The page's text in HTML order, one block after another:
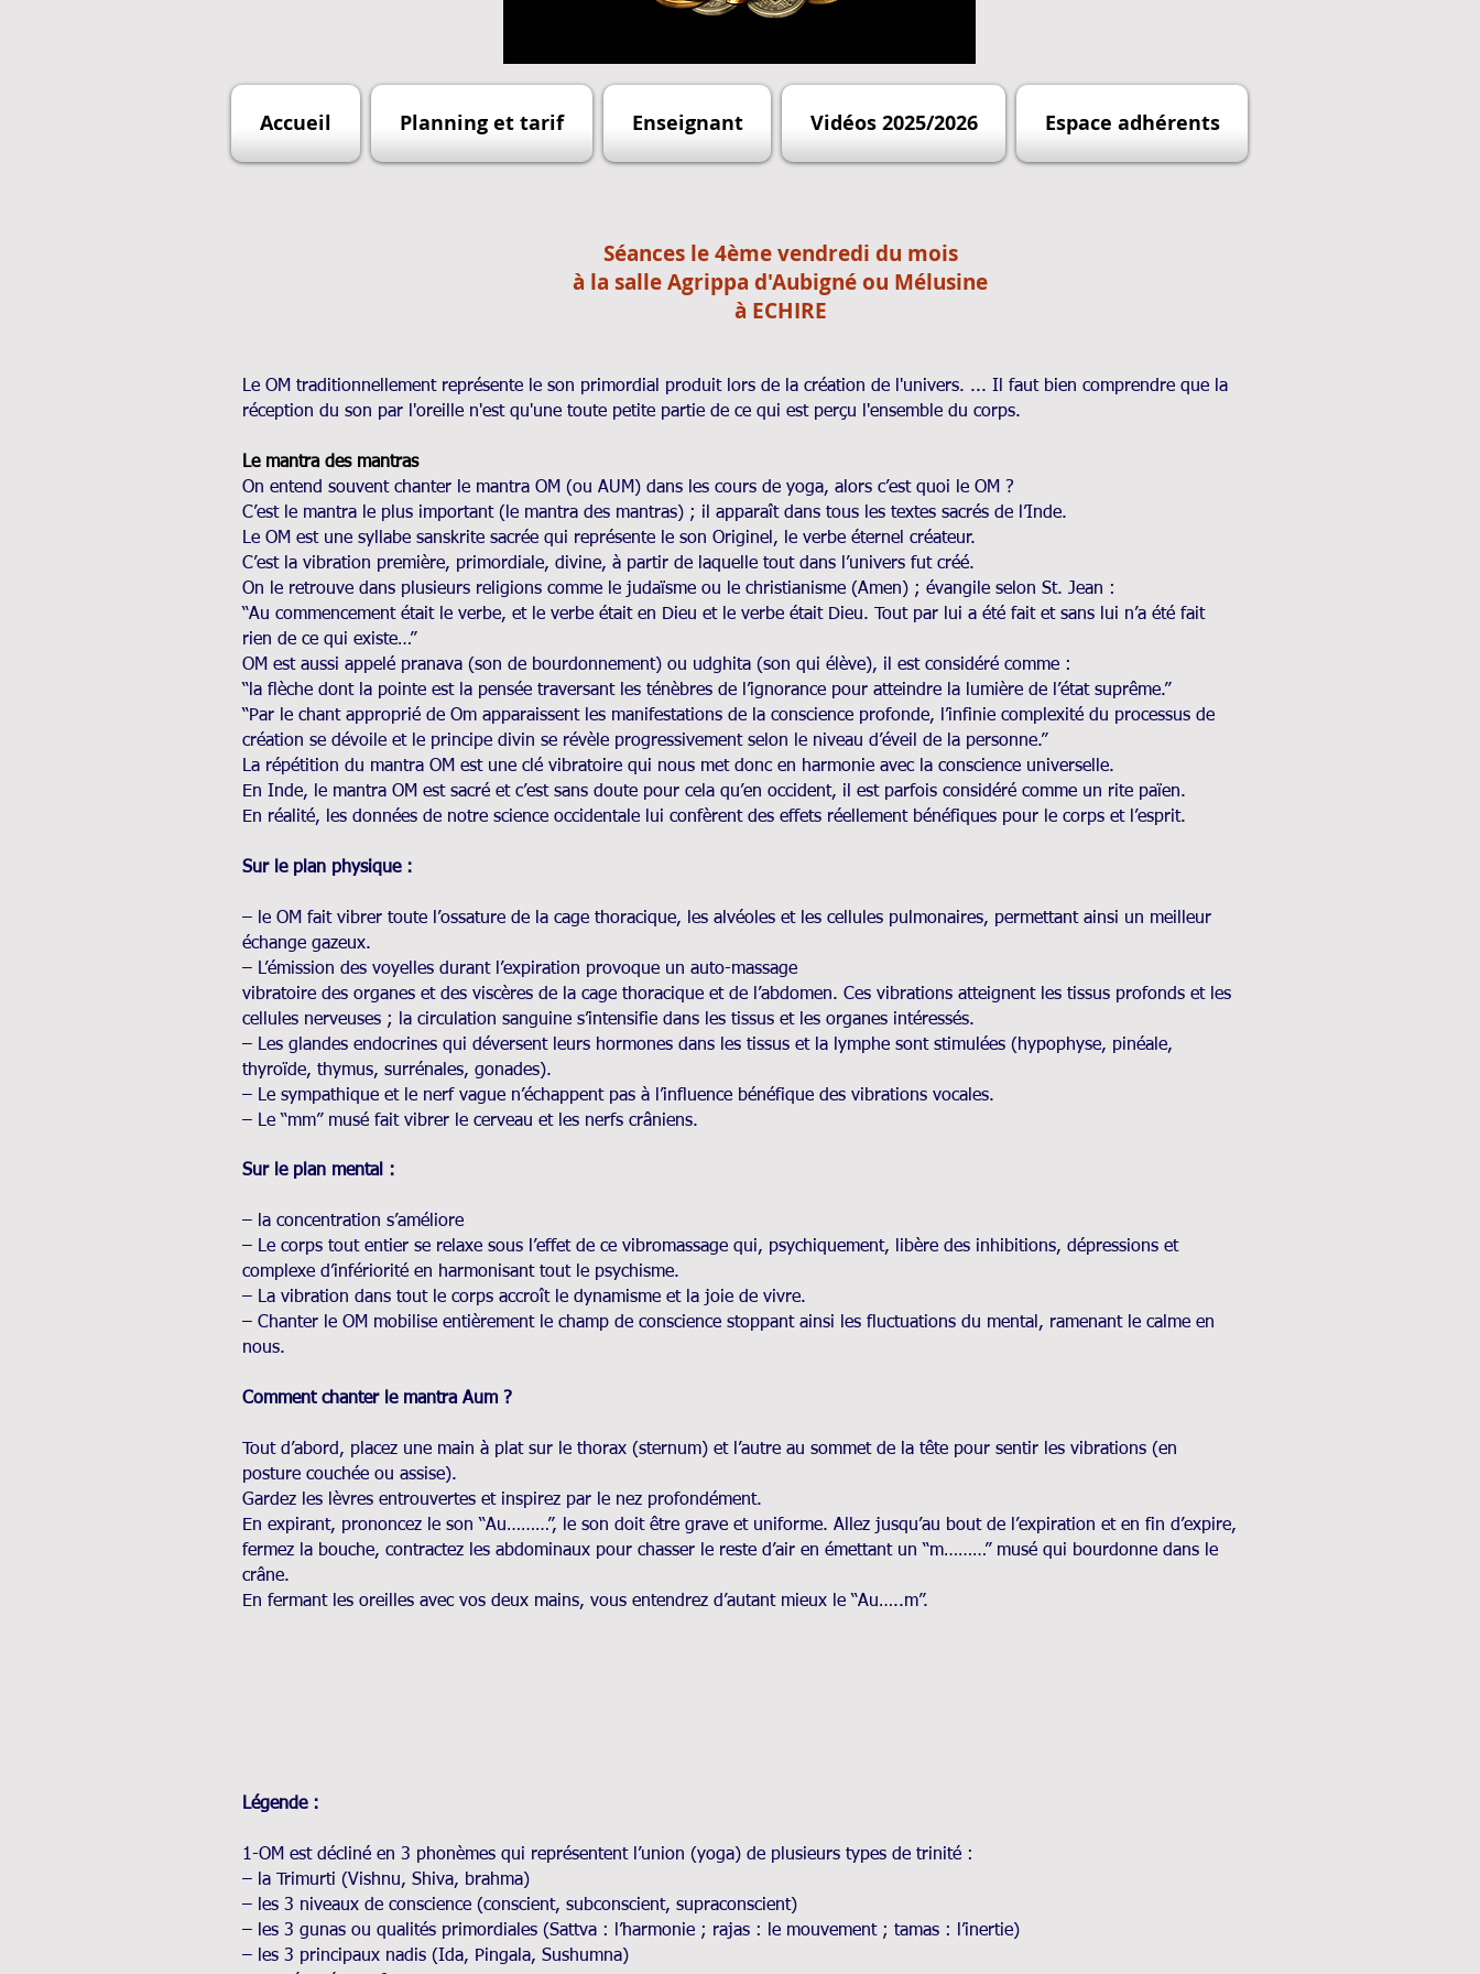
Accueil Planning et tarif Enseignant Vidéos 2025/2026 Espace adhérents
Séances le 4ème vendredi du mois
à la salle Agrippa d'Aubigné ou Mélusine
à ECHIRE
Le OM traditionnellement représente le son primordial produit lors de la création de l'univers. ... Il faut bien comprendre que la
réception du son par l'oreille n'est qu'une toute petite partie de ce qui est perçu l'ensemble du corps.
Le mantra des mantras
On entend souvent chanter le mantra OM (ou AUM) dans les cours de yoga, alors c’est quoi le OM ?
C’est le mantra le plus important (le mantra des mantras) ; il apparaît dans tous les textes sacrés de l’Inde.
Le OM est une syllabe sanskrite sacrée qui représente le son Originel, le verbe éternel créateur.
C’est la vibration première, primordiale, divine, à partir de laquelle tout dans l’univers fut créé.
On le retrouve dans plusieurs religions comme le judaïsme ou le christianisme (Amen) ; évangile selon St. Jean :
“Au commencement était le verbe, et le verbe était en Dieu et le verbe était Dieu. Tout par lui a été fait et sans lui n’a été fait
rien de ce qui existe…”
OM est aussi appelé pranava (son de bourdonnement) ou udghita (son qui élève), il est considéré comme :
“la flèche dont la pointe est la pensée traversant les ténèbres de l’ignorance pour atteindre la lumière de l’état suprême.”
“Par le chant approprié de Om apparaissent les manifestations de la conscience profonde, l’infinie complexité du processus de
création se dévoile et le principe divin se révèle progressivement selon le niveau d’éveil de la personne.”
La répétition du mantra OM est une clé vibratoire qui nous met donc en harmonie avec la conscience universelle.
En Inde, le mantra OM est sacré et c’est sans doute pour cela qu’en occident, il est parfois considéré comme un rite païen.
En réalité, les données de notre science occidentale lui confèrent des effets réellement bénéfiques pour le corps et l’esprit.
Sur le plan physique :
– le OM fait vibrer toute l’ossature de la cage thoracique, les alvéoles et les cellules pulmonaires, permettant ainsi un meilleur
échange gazeux.
– L’émission des voyelles durant l’expiration provoque un auto-massage
vibratoire des organes et des viscères de la cage thoracique et de l’abdomen. Ces vibrations atteignent les tissus profonds et les
cellules nerveuses ; la circulation sanguine s’intensifie dans les tissus et les organes intéressés.
– Les glandes endocrines qui déversent leurs hormones dans les tissus et la lymphe sont stimulées (hypophyse, pinéale,
thyroïde, thymus, surrénales, gonades).
– Le sympathique et le nerf vague n’échappent pas à l’influence bénéfique des vibrations vocales.
– Le “mm” musé fait vibrer le cerveau et les nerfs crâniens.
Sur le plan mental :
– la concentration s’améliore
– Le corps tout entier se relaxe sous l’effet de ce vibromassage qui, psychiquement, libère des inhibitions, dépressions et
complexe d’infériorité en harmonisant tout le psychisme.
– La vibration dans tout le corps accroît le dynamisme et la joie de vivre.
– Chanter le OM mobilise entièrement le champ de conscience stoppant ainsi les fluctuations du mental, ramenant le calme en
nous.
Comment chanter le mantra Aum ?
Tout d’abord, placez une main à plat sur le thorax (sternum) et l’autre au sommet de la tête pour sentir les vibrations (en
posture couchée ou assise).
Gardez les lèvres entrouvertes et inspirez par le nez profondément.
En expirant, prononcez le son “Au………”, le son doit être grave et uniforme. Allez jusqu’au bout de l’expiration et en fin d’expire,
fermez la bouche, contractez les abdominaux pour chasser le reste d’air en émettant un “m………” musé qui bourdonne dans le
crâne.
En fermant les oreilles avec vos deux mains, vous entendrez d’autant mieux le “Au…..m”.
Légende :
1-OM est décliné en 3 phonèmes qui représentent l’union (yoga) de plusieurs types de trinité :
– la Trimurti (Vishnu, Shiva, brahma)
– les 3 niveaux de conscience (conscient, subconscient, supraconscient)
– les 3 gunas ou qualités primordiales (Sattva : l’harmonie ; rajas : le mouvement ; tamas : l’inertie)
– les 3 principaux nadis (Ida, Pingala, Sushumna)